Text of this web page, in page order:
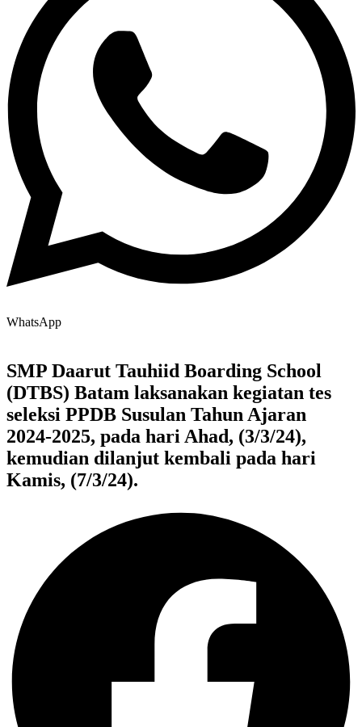
WhatsApp
SMP Daarut Tauhiid Boarding School
(DTBS) Batam laksanakan kegiatan tes
seleksi PPDB Susulan Tahun Ajaran
2024-2025, pada hari Ahad, (3/3/24),
kemudian dilanjut kembali pada hari
Kamis, (7/3/24).